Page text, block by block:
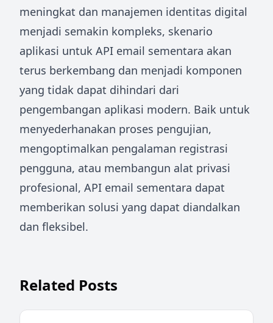
meningkat dan manajemen identitas digital
menjadi semakin kompleks, skenario
aplikasi untuk API email sementara akan
terus berkembang dan menjadi komponen
yang tidak dapat dihindari dari
pengembangan aplikasi modern. Baik untuk
menyederhanakan proses pengujian,
mengoptimalkan pengalaman registrasi
pengguna, atau membangun alat privasi
profesional, API email sementara dapat
memberikan solusi yang dapat diandalkan
dan fleksibel.
Related Posts